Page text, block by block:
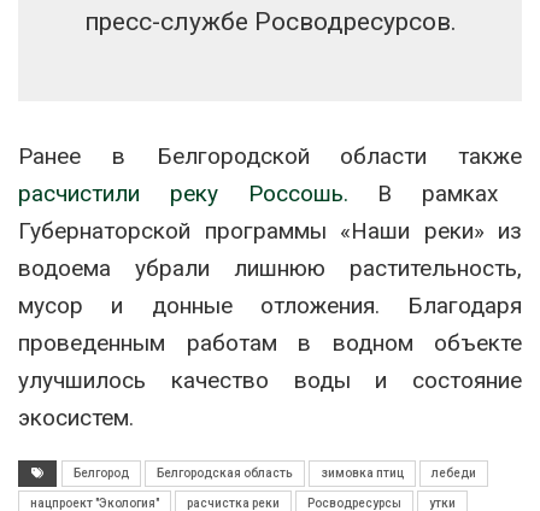
пресс-службе Росводресурсов.
Ранее в Белгородской области также
расчистили реку Россошь. В рамках
Губернаторской программы «Наши реки» из
водоема убрали лишнюю растительность,
мусор и донные отложения. Благодаря
проведенным работам в водном объекте
улучшилось качество воды и состояние
экосистем.
Белгород Белгородская область зимовка птиц лебеди
нацпроект "Экология" расчистка реки Росводресурсы утки